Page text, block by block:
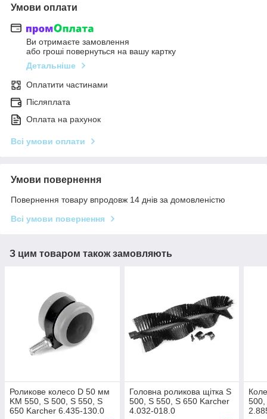
Умови оплати
Ви отримаєте замовлення
або гроші повернуться на вашу картку
Детальніше
Оплатити частинами
Післяплата
Оплата на рахунок
Всі умови оплати
Умови повернення
Повернення товару впродовж 14 днів за домовленістю
Всі умови повернення
З цим товаром також замовляють
Роликове колесо D 50 мм
KM 550, S 500, S 550, S
650 Karcher 6.435-130.0
Головна роликова щітка S
500, S 550, S 650 Karcher
4.032-018.0
500,